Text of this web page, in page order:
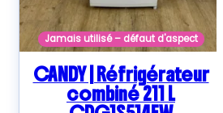
Jamais utilisé – défaut d'aspect
CANDY | Réfrigérateur
combiné 211 L